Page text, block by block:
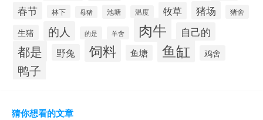
春节
林下 母猪 池塘 温度 牧草 猪场 猪舍
生猪 的人 的是 羊舍 肉牛 自己的
都是 野兔 饲料 鱼塘 鱼缸 鸡舍
鸭子
猜你想看的文章